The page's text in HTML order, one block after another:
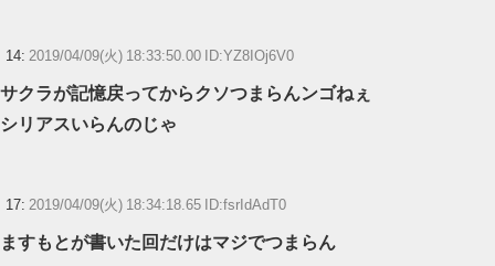
14: 2019/04/09(火) 18:33:50.00 ID:YZ8IOj6V0
サクラが記憶戻ってからクソつまらんンゴねぇ
シリアスいらんのじゃ
17: 2019/04/09(火) 18:34:18.65 ID:fsrIdAdT0
ますもとが書いた回だけはマジでつまらん